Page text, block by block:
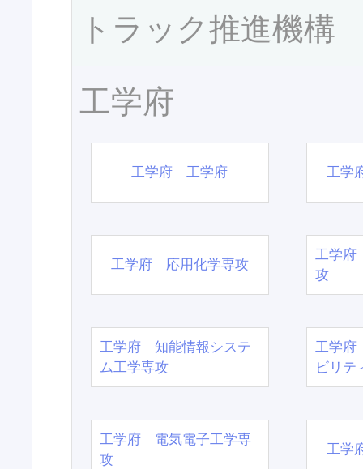
トラック推進機構
工学府
工学府 工学府 工学
工学府 応用化学専攻
工学府
攻
工学府 知能情報システ
ム工学専攻
工学府
ビリテ
工学府 電気電子工学専
攻
工学